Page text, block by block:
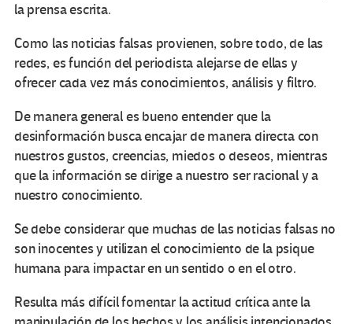
la prensa escrita.
Como las noticias falsas provienen, sobre todo, de las
redes, es función del periodista alejarse de ellas y
ofrecer cada vez más conocimientos, análisis y filtro.
De manera general es bueno entender que la
desinformación busca encajar de manera directa con
nuestros gustos, creencias, miedos o deseos, mientras
que la información se dirige a nuestro ser racional y a
nuestro conocimiento.
Se debe considerar que muchas de las noticias falsas no
son inocentes y utilizan el conocimiento de la psique
humana para impactar en un sentido o en el otro.
Resulta más difícilfomentar la actitud crítica ante la